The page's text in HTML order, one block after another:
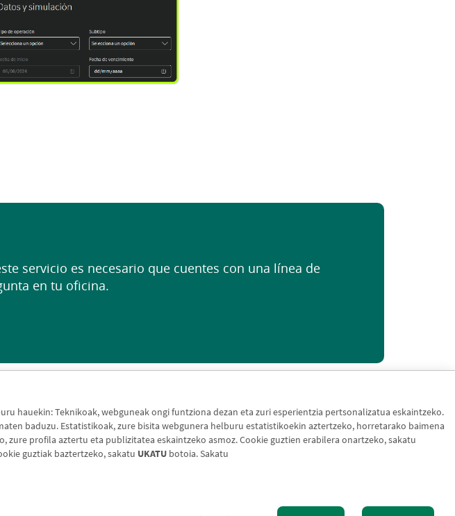
hauekin: Teknikoak, webguneak ongi funtziona dezan eta zuri esperientzia pertsonalizatua eskaintzeko.
baduzu. Estatistikoak, zure bisita webgunera helburu estatistikoekin aztertzeko, horretarako baimena
profila aztertu eta publizitatea eskaintzeko asmoz. Cookie guztien erabilera onartzeko, sakatu
guztiak baztertzeko, sakatu UKATU botoia. Sakatu
servicio es necesario que cuentes con una línea de
en tu oficina.